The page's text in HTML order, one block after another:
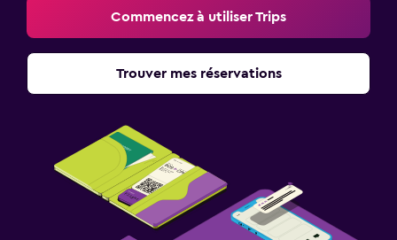
Commencez à utiliser Trips
Trouver mes réservations